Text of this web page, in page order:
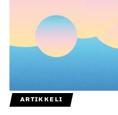
ARTIKKELI